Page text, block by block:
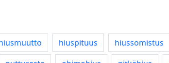
hiuspituus hiussomistus